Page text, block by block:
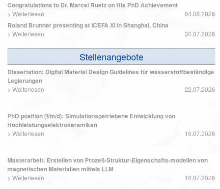
Congratulations to Dr. Marcel Ruetz on His PhD Achievement
> Weiterlesen 04.08.2026
Roland Brunner presenting at ICEFA XI in Shanghai, China
> Weiterlesen 30.07.2026
Stellenangebote
Dissertation: Digital Material Design Guidelines für wasserstoffbeständige
Legierungen
> Weiterlesen 22.07.2026
PhD position (f/m/d): Simulationsgetriebene Entwicklung von
Hochleistungselektrokeramiken
> Weiterlesen 16.07.2026
Masterarbeit: Erstellen von Prozeß-Struktur-Eigenschafts-modellen von
magnetischen Materialien mittels LLM
> Weiterlesen 16.07.2026